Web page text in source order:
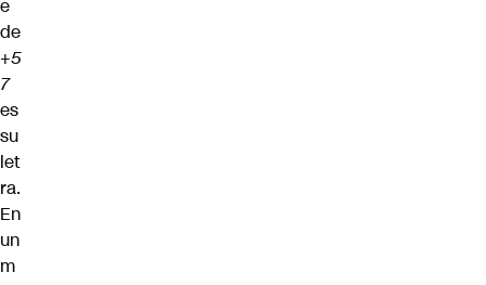
e
de
+5
7
es
su
let
ra.
En
un
m